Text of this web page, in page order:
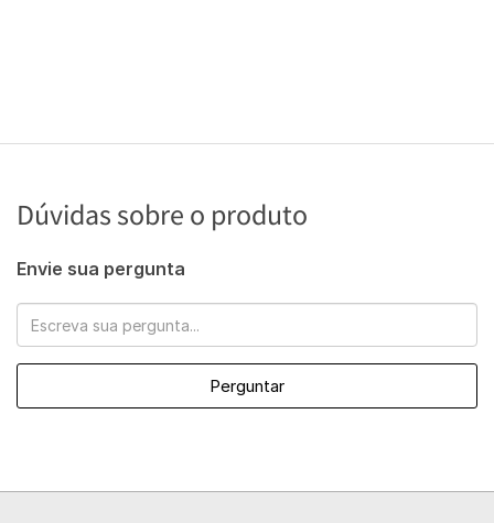
Dúvidas sobre o produto
Envie sua pergunta
Perguntar